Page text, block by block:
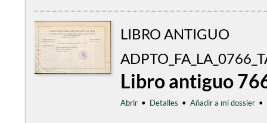
LIBRO ANTIGUO
Libro antiguo
Abrir • Detalles • Añadir a mi dossier •